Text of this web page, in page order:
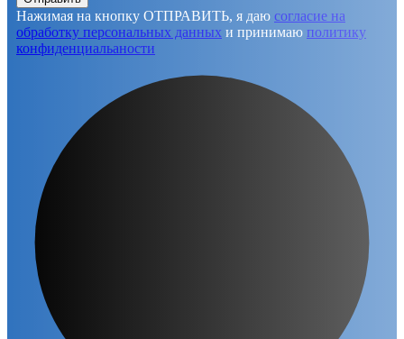
Нажимая на кнопку ОТПРАВИТЬ, я даю согласие на
обработку персональных данных и принимаю политику
конфиденциальаности